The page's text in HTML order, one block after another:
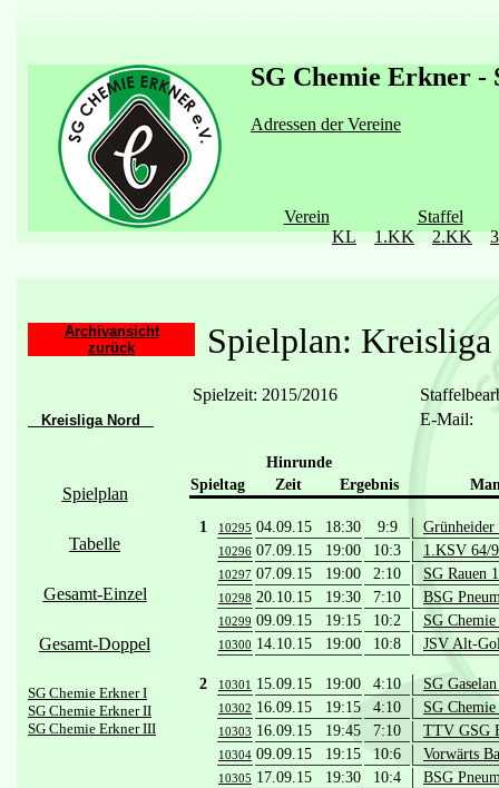
SG Chemie Erkner -
Adressen der Vereine
Verein
Staffel
KL
1.KK 2.KK
Archivansicht
zurück
Kreisliga Nord
Spielplan
Tabelle
Gesamt-Einzel
Gesamt-Doppel
SG Chemie Erkner I
SG Chemie Erkner II
SG Chemie Erkner III
Spielplan:
Spielzeit: 2015/2016
E-Mail:
Hinrunde
Spieltag
Zeit Ergebnis
1 10295 04.09.15 18:30 9:9
10296 07.09.15 19:00 10:3 1.KSV 64/
10297 07.09.15 19:00 2:10 SG Rauen
10298 20.10.15 19:30 7:10 BSG
10299 09.09.15 19:15 10:2 SG
10300 14.10.15 19:00 10:8 JSV Alt-
2 10301 15.09.15 19:00 4:10 SG
10302 16.09.15 19:15 4:10 SG
10303 16.09.15 19:45 7:10 TTV GSG
10304 09.09.15 19:15 10:6 Vorwärts
10305 17.09.15 19:30 10:4 BSG